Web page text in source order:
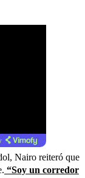
Nairo reiteró que
“Soy un corredor